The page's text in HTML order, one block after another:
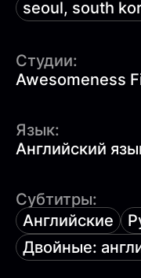
seoul, south
Студии:
Awesomeness
Язык:
Английский
Субтитры:
Английские
Двойные: